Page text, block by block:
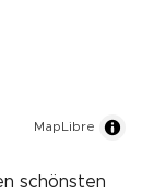
MapLibre
schönsten